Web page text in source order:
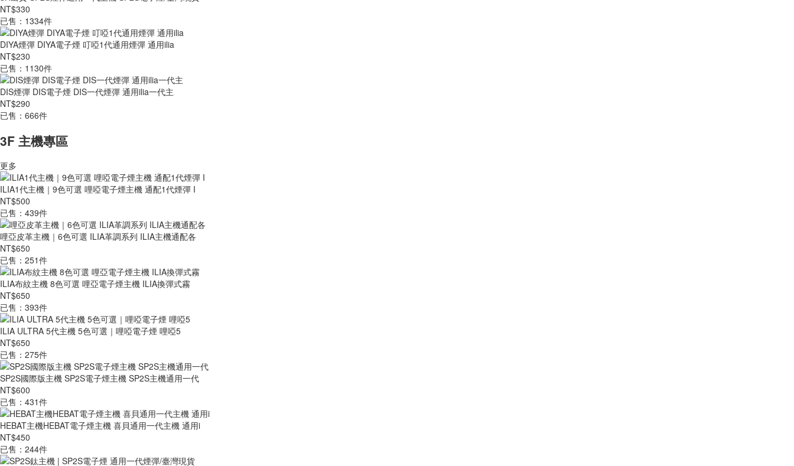
NT$330
已售：1334件
DIYA煙彈 DIYA電子煙 叮啞1代通用煙彈 通用ilia
NT$230
已售：1130件
DIS煙彈 DIS電子煙 DIS一代煙彈 通用ilia一代主
NT$290
已售：666件
3F 主機專區
更多
ILIA1代主機｜9色可選 哩啞電子煙主機 通配1代煙彈 I
NT$500
已售：439件
哩亞皮革主機｜6色可選 ILIA革調系列 ILIA主機通配各
NT$650
已售：251件
ILIA布紋主機 8色可選 哩亞電子煙主機 ILIA換彈式霧
NT$650
已售：393件
ILIA ULTRA 5代主機 5色可選｜哩啞電子煙 哩啞5
NT$650
已售：275件
SP2S國際版主機 SP2S電子煙主機 SP2S主機通用一代
NT$600
已售：431件
HEBAT主機HEBAT電子煙主機 喜貝通用一代主機 通用i
NT$450
已售：244件